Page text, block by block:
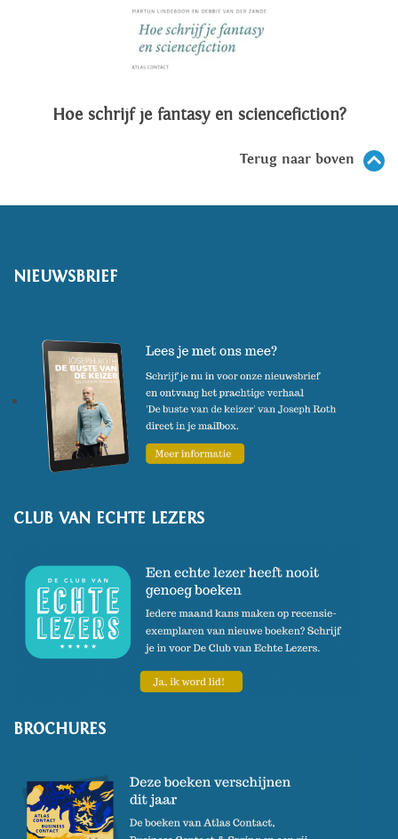
Hoe schrijf je fantasy en sciencefiction?
Terug naar boven
NIEUWSBRIEF
CLUB VAN ECHTE LEZERS
BROCHURES